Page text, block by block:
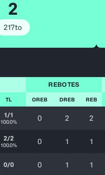
2
217to
REBOTES
TL OREB DREB REB
1/1
100.0% 0 2 2
2/2
100.0% 0 1 1
0/0 0 1 1